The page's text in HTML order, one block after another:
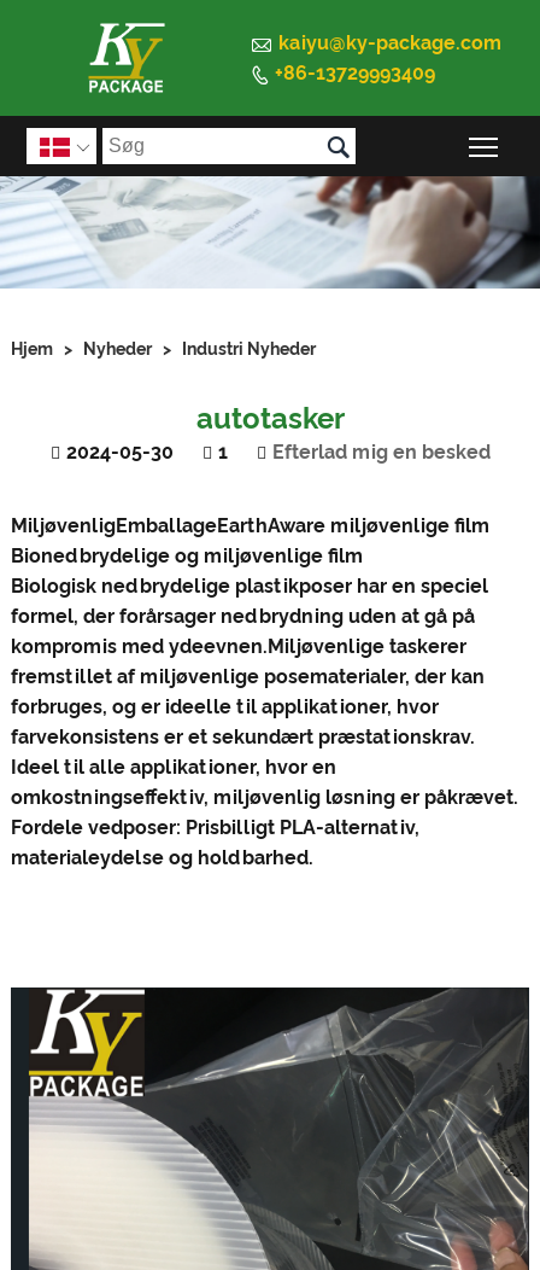
 kaiyu@ky-package.com
 +86-13729993409
 
Hjem > Nyheder > Industri Nyheder
autotasker
2024-05-30 1 Efterlad mig en besked
MiljøvenligEmballageEarthAware miljøvenlige film
Bionedbrydelige og miljøvenlige film
Biologisk nedbrydelige plastikposer har en speciel
formel, der forårsager nedbrydning uden at gå på
kompromis med ydeevnen. Miljøvenlige taskerer
fremstillet af miljøvenlige posematerialer, der kan
forbruges, og er ideelle til applikationer, hvor
farvekonsistens er et sekundært præstationskrav.
Ideel til alle applikationer, hvor en
omkostningseffektiv, miljøvenlig løsning er påkrævet.
Fordele vedposer: Prisbilligt PLA-alternativ,
materialeydelse og holdbarhed.